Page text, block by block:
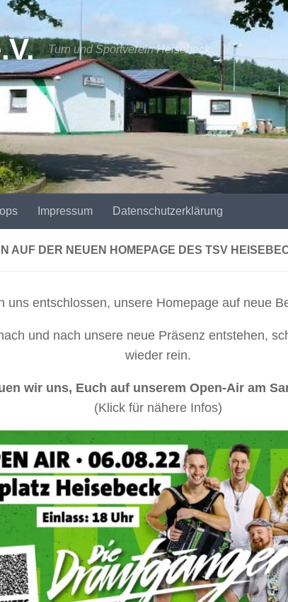
Turn und Sportverein Heisebeck
Impressum Datenschutzerklärung
AUF DER NEUEN HOMEPAGE DES TSV
uns entschlossen, unsere Homepage auf neue
und nach unsere neue Präsenz entstehen,
wieder rein.
wir uns, Euch auf unserem Open-Air am
(Klick für nähere Infos)